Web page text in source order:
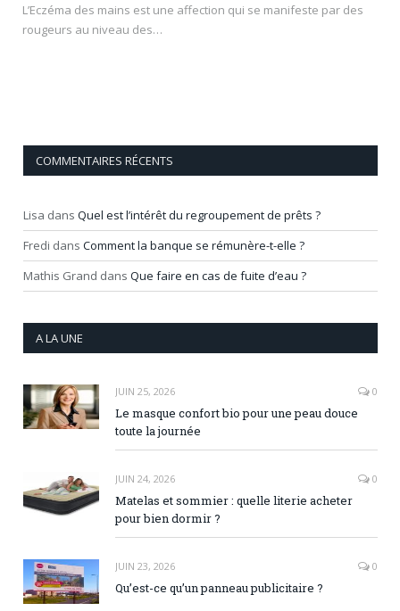
L’Eczéma des mains est une affection qui se manifeste par des
rougeurs au niveau des…
COMMENTAIRES RÉCENTS
Lisa dans Quel est l’intérêt du regroupement de prêts ?
Fredi dans Comment la banque se rémunère-t-elle ?
Mathis Grand dans Que faire en cas de fuite d’eau ?
A LA UNE
JUIN 25, 2026 0
Le masque confort bio pour une peau douce
toute la journée
JUIN 24, 2026 0
Matelas et sommier : quelle literie acheter
pour bien dormir ?
JUIN 23, 2026 0
Qu’est-ce qu’un panneau publicitaire ?